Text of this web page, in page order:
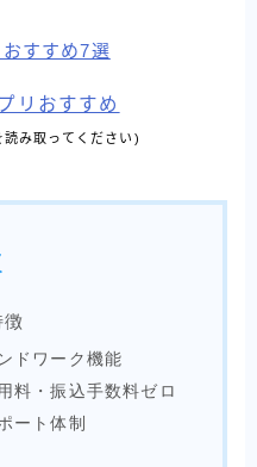
すすめ7選
リおすすめ
み取ってください)
ドワーク機能
料・振込手数料ゼロ
ート体制